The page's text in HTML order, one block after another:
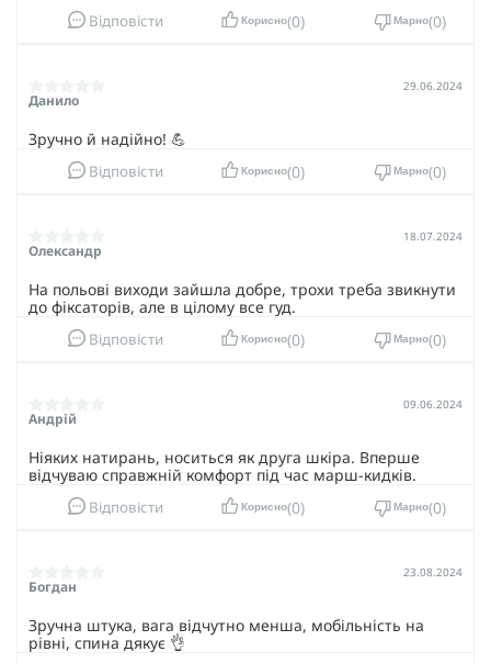
Відповісти Корисно 0 Марно 0
Данило
29.06.2024
Зручно й надійно! 💪
Відповісти Корисно 0 Марно 0
Олександр
18.07.2024
На польові виходи зайшла добре, трохи треба звикнути
до фіксаторів, але в цілому все гуд.
Відповісти Корисно 0 Марно 0
Андрій
09.06.2024
Ніяких натирань, носиться як друга шкіра. Вперше
відчуваю справжній комфорт під час марш-кидків.
Відповісти Корисно 0 Марно 0
Богдан
23.08.2024
Зручна штука, вага відчутно менша, мобільність на
рівні, спина дякує 👌